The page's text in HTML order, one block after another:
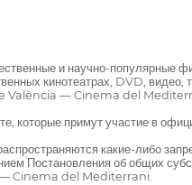
и научно-
кинотеатрах, DVD,
València — Cinema del
которые примут участие в
какие-либо
Постановления об общих
— Cinema del Mediterrani.